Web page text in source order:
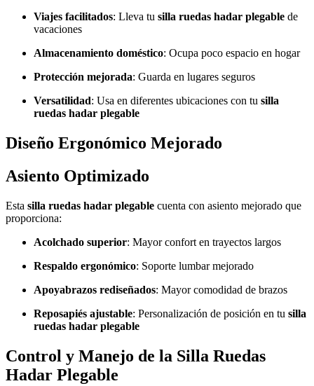
Viajes facilitados: Lleva tu silla ruedas hadar plegable de
vacaciones
Almacenamiento doméstico: Ocupa poco espacio en hogar
Protección mejorada: Guarda en lugares seguros
Versatilidad: Usa en diferentes ubicaciones con tu silla
ruedas hadar plegable
Diseño Ergonómico Mejorado
Asiento Optimizado
Esta silla ruedas hadar plegable cuenta con asiento mejorado que
proporciona:
Acolchado superior: Mayor confort en trayectos largos
Respaldo ergonómico: Soporte lumbar mejorado
Apoyabrazos rediseñados: Mayor comodidad de brazos
Reposapiés ajustable: Personalización de posición en tu silla
ruedas hadar plegable
Control y Manejo de la Silla Ruedas
Hadar Plegable